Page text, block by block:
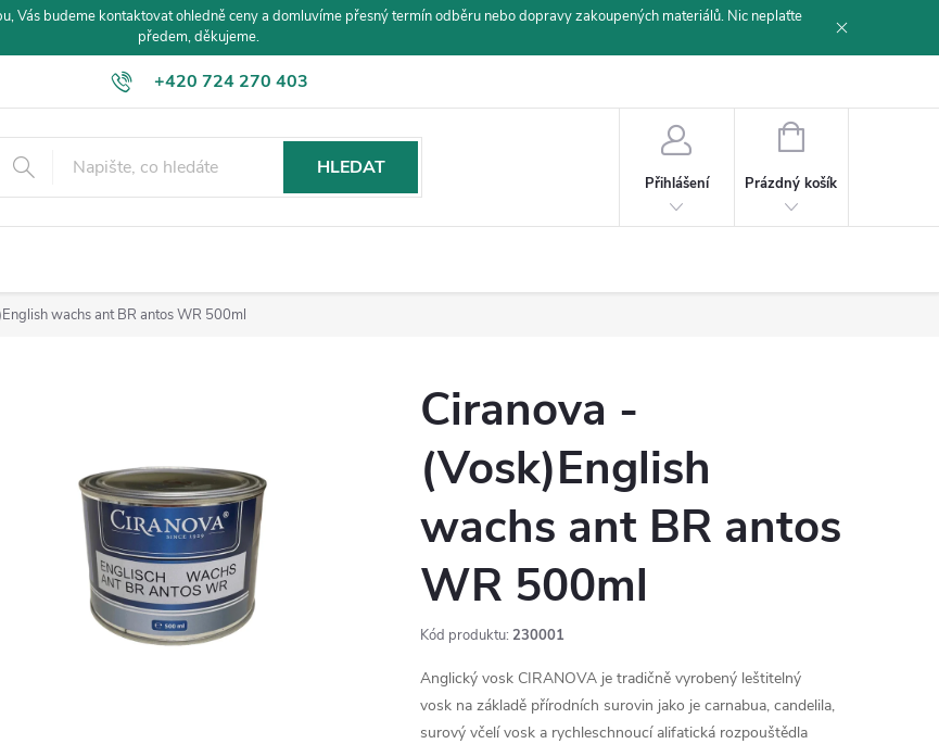
Vás budeme kontaktovat ohledně ceny a domluvíme přesný termín odběru nebo dopravy zakoupených materiálů. Nic neplaťte
předem, děkujeme.
+420 724 270 403
A PLATBA
HLEDAT
Přihlášení
NÁKUPNÍ
Prázdný košík
wachs ant BR antos WR 500ml
Ciranova -
(Vosk)English
wachs ant BR antos
WR 500ml
Kód produktu: 230001
Anglický vosk CIRANOVA je tradičně vyrobený leštitelný
vosk na základě přírodních surovin jako je carnabua, candelila,
surový včelí vosk a rychleschnoucí alifatická rozpouštědla